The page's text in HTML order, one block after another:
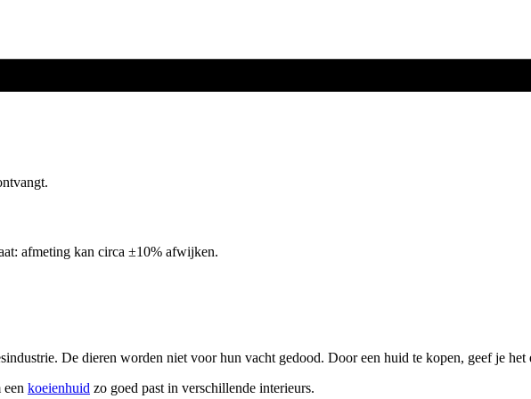
afmeting kan circa ±10% afwijken.
De dieren worden niet voor hun vacht gedood. Door een huid te kopen, geef je
koeienhuid zo goed past in verschillende interieurs.